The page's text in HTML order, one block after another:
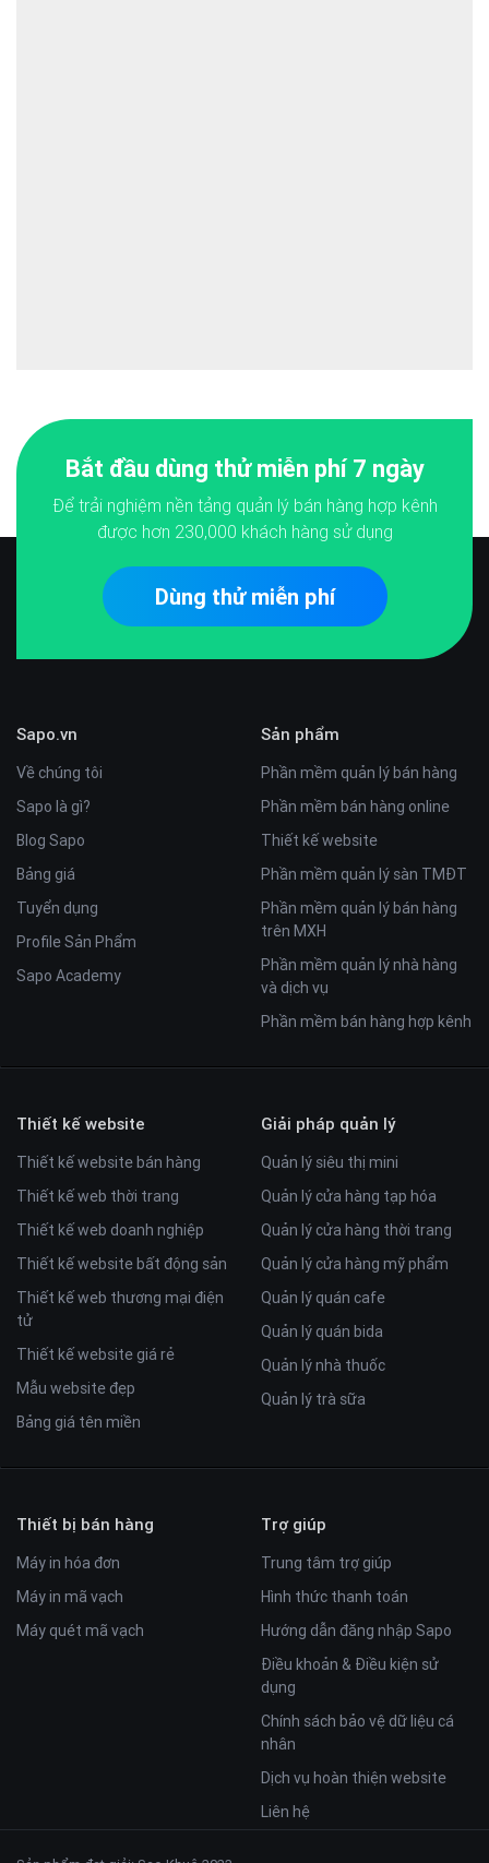
Bắt đầu dùng thử miễn phí 7 ngày
Để trải nghiệm nền tảng quản lý bán hàng hợp kênh
được hơn 230,000 khách hàng sử dụng
Dùng thử miễn phí
Sapo.vn
Về chúng tôi
Sapo là gì?
Blog Sapo
Bảng giá
Tuyển dụng
Profile Sản Phẩm
Sapo Academy
Sản phẩm
Phần mềm quản lý bán hàng
Phần mềm bán hàng online
Thiết kế website
Phần mềm quản lý sàn TMĐT
Phần mềm quản lý bán hàng
trên MXH
Phần mềm quản lý nhà hàng
và dịch vụ
Phần mềm bán hàng hợp kênh
Thiết kế website
Thiết kế website bán hàng
Thiết kế web thời trang
Thiết kế web doanh nghiệp
Thiết kế website bất động sản
Thiết kế web thương mại điện
tử
Thiết kế website giá rẻ
Mẫu website đẹp
Bảng giá tên miền
Giải pháp quản lý
Quản lý siêu thị mini
Quản lý cửa hàng tạp hóa
Quản lý cửa hàng thời trang
Quản lý cửa hàng mỹ phẩm
Quản lý quán cafe
Quản lý quán bida
Quản lý nhà thuốc
Quản lý trà sữa
Thiết bị bán hàng
Máy in hóa đơn
Máy in mã vạch
Máy quét mã vạch
Trợ giúp
Trung tâm trợ giúp
Hình thức thanh toán
Hướng dẫn đăng nhập Sapo
Điều khoản & Điều kiện sử
dụng
Chính sách bảo vệ dữ liệu cá
nhân
Dịch vụ hoàn thiện website
Liên hệ